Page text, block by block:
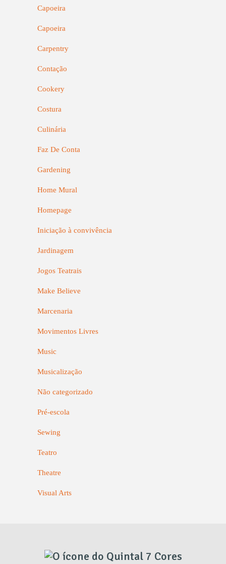
Capoeira
Capoeira
Carpentry
Contação
Cookery
Costura
Culinária
Faz De Conta
Gardening
Home Mural
Homepage
Iniciação à convivência
Jardinagem
Jogos Teatrais
Make Believe
Marcenaria
Movimentos Livres
Music
Musicalização
Não categorizado
Pré-escola
Sewing
Teatro
Theatre
Visual Arts